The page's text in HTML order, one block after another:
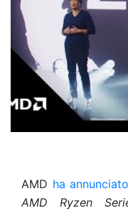
AMD ha annunciato
AMD Ryzen